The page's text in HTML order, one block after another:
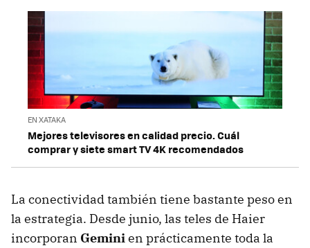
EN XATAKA
Mejores televisores en calidad precio. Cuál
comprar y siete smart TV 4K recomendados
La conectividad también tiene bastante peso en
la estrategia. Desde junio, las teles de Haier
incorporan Geminien prácticamente toda la